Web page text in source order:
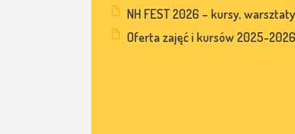
NH FEST 2026 – kursy,
Oferta zajęć i kursów 2025-2026